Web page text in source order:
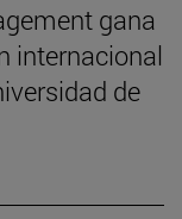
gana
internacional
de